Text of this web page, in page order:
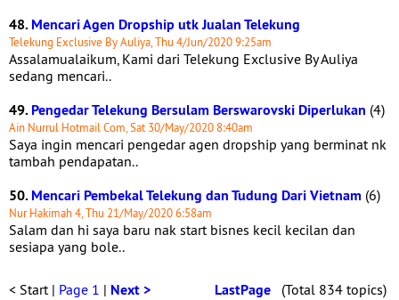
48.Mencari Agen Dropship utk Jualan Telekung
Telekung Exclusive By Auliya, Thu 4/Jun/2020 9:25am
Assalamualaikum, Kami dari Telekung Exclusive By Auliya
sedang mencari..
49.Pengedar Telekung Bersulam Berswarovski Diperlukan (4)
Ain Nurrul Hotmail Com, Sat 30/May/2020 8:40am
Saya ingin mencari pengedar agen dropship yang berminat nk
tambah pendapatan..
50.Mencari Pembekal Telekung dan Tudung Dari Vietnam (6)
Nur Hakimah 4, Thu 21/May/2020 6:58am
Salam dan hi saya baru nak start bisnes kecil kecilan dan
sesiapa yang bole..
< Start | Page 1 | Next > LastPage (Total 834 topics)